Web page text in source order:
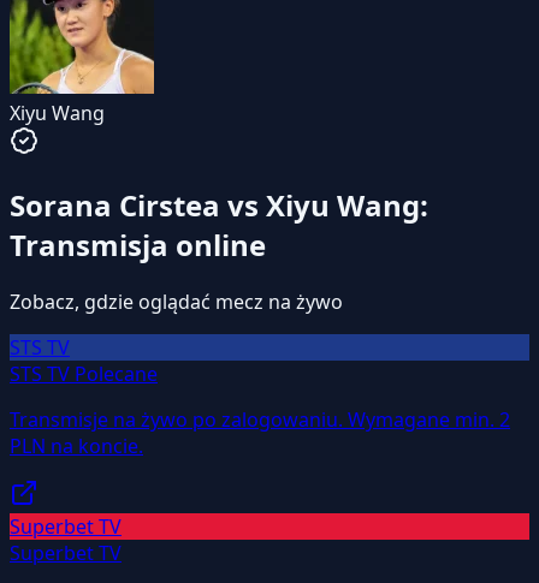
Xiyu Wang
Sorana Cirstea vs Xiyu Wang:
Transmisja online
Zobacz, gdzie oglądać mecz na żywo
STS TV
STS TV Polecane
Transmisje na żywo po zalogowaniu. Wymagane min. 2
PLN na koncie.
Superbet TV
Superbet TV